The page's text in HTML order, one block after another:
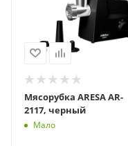
Мясорубка ARESA AR-
2117, черный
Мало